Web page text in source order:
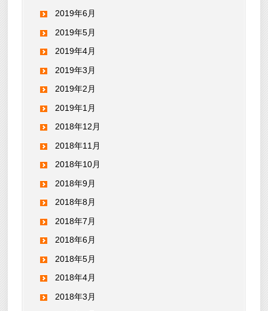
2019年6月
2019年5月
2019年4月
2019年3月
2019年2月
2019年1月
2018年12月
2018年11月
2018年10月
2018年9月
2018年8月
2018年7月
2018年6月
2018年5月
2018年4月
2018年3月